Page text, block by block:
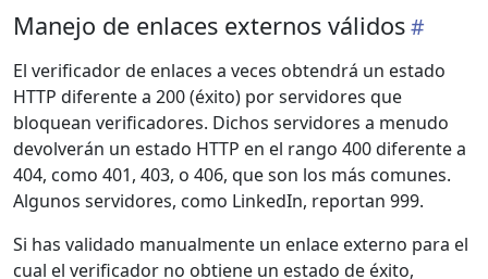
Manejo de enlaces externos válidos
El verificador de enlaces a veces obtendrá un estado
HTTP diferente a 200 (éxito) por servidores que
bloquean verificadores. Dichos servidores a menudo
devolverán un estado HTTP en el rango 400 diferente a
404, como 401, 403, o 406, que son los más comunes.
Algunos servidores, como LinkedIn, reportan 999.
Si has validado manualmente un enlace externo para el
cual el verificador no obtiene un estado de éxito,